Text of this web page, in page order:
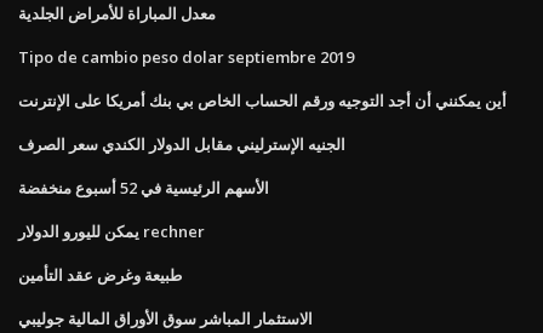
معدل المباراة للأمراض الجلدية
Tipo de cambio peso dolar septiembre 2019
أين يمكنني أن أجد التوجيه ورقم الحساب الخاص بي بنك أمريكا على الإنترنت
الجنيه الإسترليني مقابل الدولار الكندي سعر الصرف
الأسهم الرئيسية في 52 أسبوع منخفضة
يمكن لليورو الدولار rechner
طبيعة وغرض عقد التأمين
الاستثمار المباشر سوق الأوراق المالية جوليبي